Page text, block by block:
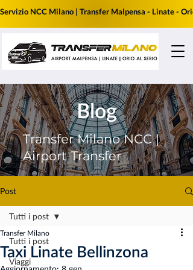
Servizio NCC Milano | Transfer Malpensa - Linate -
Blog
Transfer Milano NCC |
Airport Transfer
Post
Tutti i post
Viaggi
Tutti i post
Taxi Linate Bellinzona
Transfer Milano